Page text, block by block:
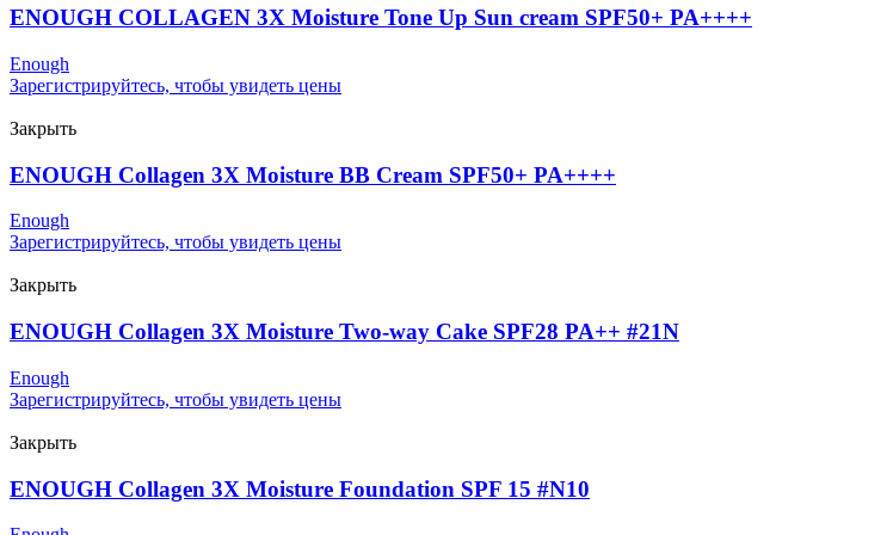
ENOUGH COLLAGEN 3X Moisture Tone Up Sun cream SPF50+ PA++++
Enough
Зарегистрируйтесь, чтобы увидеть цены
Закрыть
ENOUGH Collagen 3X Moisture BB Cream SPF50+ PA++++
Enough
Зарегистрируйтесь, чтобы увидеть цены
Закрыть
ENOUGH Collagen 3X Moisture Two-way Cake SPF28 PA++ #21N
Enough
Зарегистрируйтесь, чтобы увидеть цены
Закрыть
ENOUGH Collagen 3X Moisture Foundation SPF 15 #N10